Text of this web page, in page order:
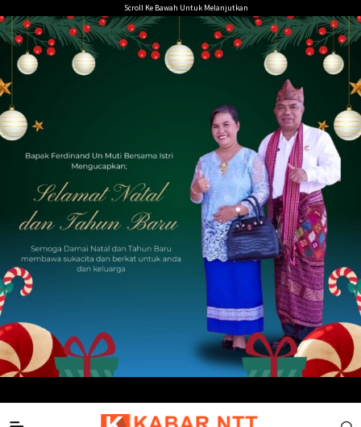
ke
konten
Scroll Ke Bawah Untuk Melanjutkan